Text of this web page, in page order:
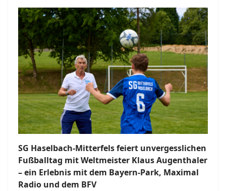
SG Haselbach-Mitterfels feiert unvergesslichen
Fußballtag mit Weltmeister Klaus Augenthaler
– ein Erlebnis mit dem Bayern-Park, Maximal
Radio und dem BFV